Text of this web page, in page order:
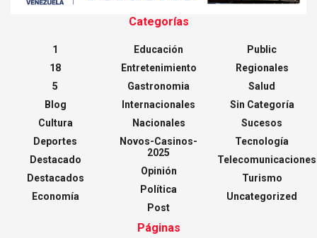
Categorías
1
18
5
Blog
Cultura
Deportes
Destacado
Destacados
Economía
Educación
Entretenimiento
Gastronomia
Internacionales
Nacionales
Novos-Casinos-
2025
Opinión
Política
Post
Public
Regionales
Salud
Sin Categoría
Sucesos
Tecnología
Telecomunicaciones
Turismo
Uncategorized
Páginas